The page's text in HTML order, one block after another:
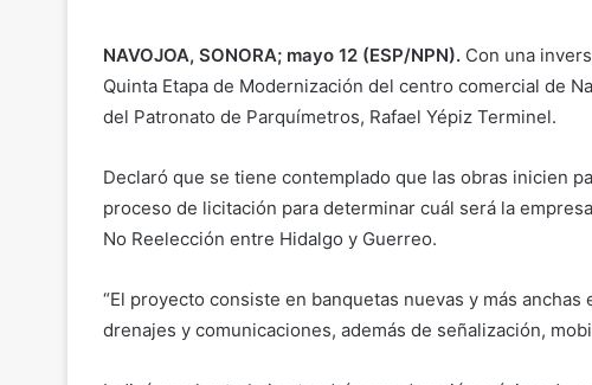
NAVOJOA, SONORA; mayo 12 (ESP/NPN). Con una
Quinta Etapa de Modernización del centro comercial de
del Patronato de Parquímetros, Rafael Yépiz Terminel.
Declaró que se tiene contemplado que las obras inicien
proceso de licitación para determinar cuál será la
No Reelección entre Hidalgo y Guerreo.
“El proyecto consiste en banquetas nuevas y más
drenajes y comunicaciones, además de señalización,